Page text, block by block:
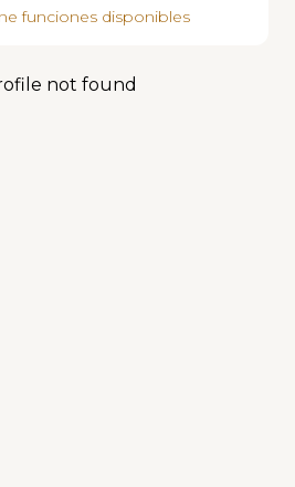
funciones disponibles